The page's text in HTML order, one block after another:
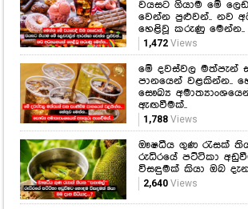
අධි රුධිර පීඩනය ඔබ
හානිදායක විය
කාරණා කිහිපයක්
කතාවක් මෙන්න..
1,908Views
මෙන්න මේ වයසෙදි
වයසට ගියාම මේ
වෙන්න පුළුවන්.. නව
හෙළිවූ කරුණු මෙන්න..
1,472Views
මේ දවස්වල මත්පැන්
පානයෙන් වළකින්න..
සෞඛ්‍ය